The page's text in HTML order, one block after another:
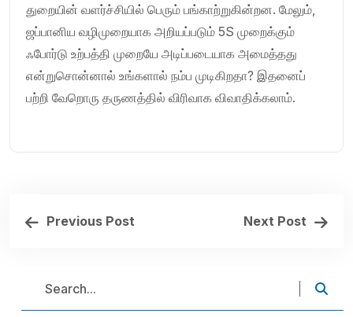
துறையின் வளர்ச்சியில் பெரும் பங்காற்றுகின்றன. மேலும்,
ஜப்பானிய வழிமுறையாக அறியப்படும் 5S முறைக்கும்
ஃபோர்டு உற்பத்தி முறையே அடிப்படையாக அமைத்தது
என்றுசொன்னால் உங்களால் நம்ப முடிகிறதா? இதனைப்
பற்றி வேறொரு தருணத்தில் விரிவாக விவாதிக்கலாம்.
Previous Post Next Post